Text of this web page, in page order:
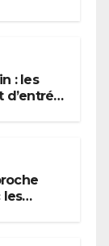
: les
d’entrée
les